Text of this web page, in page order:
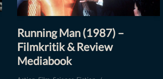
Running Man (1987) –
Filmkritik & Review
Mediabook